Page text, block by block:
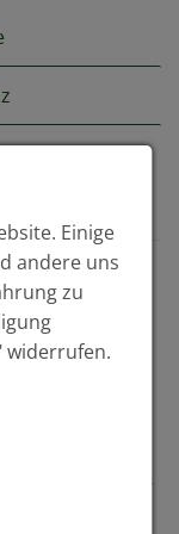
dir eine
für deine
Region.
Einige
andere uns
zu
widerrufen.